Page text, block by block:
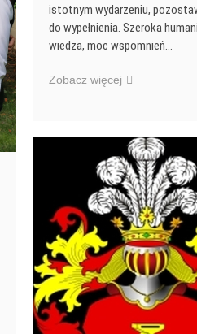
istotnym wydarzeniu,
do wypełnienia. Szeroka
wiedza, moc wspomnień…
Zobacz więcej Zmarł